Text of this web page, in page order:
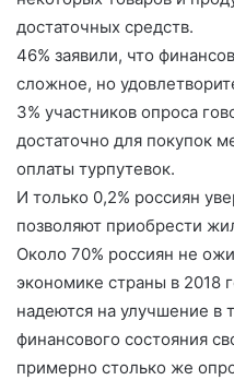
достаточных средств.
46% заявили, что
сложное, но
3% участников опроса
достаточно для покупок
оплаты турпутевок.
И только 0,2% россиян
позволяют приобрести
Около 70% россиян не
экономике страны в 2018
надеются на улучшение в
финансового состояния
примерно столько же